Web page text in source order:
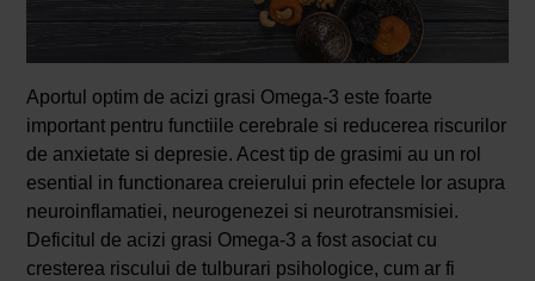
Aportul optim de acizi grasi Omega-3 este foarte
important pentru functiile cerebrale si reducerea riscurilor
de anxietate si depresie. Acest tip de grasimi au un rol
esential in functionarea creierului prin efectele lor asupra
neuroinflamatiei, neurogenezei si neurotransmisiei.
Deficitul de acizi grasi Omega-3 a fost asociat cu
cresterea riscului de tulburari psihologice, cum ar fi